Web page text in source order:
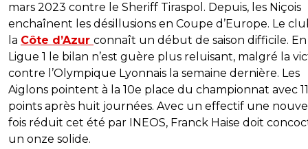
mars 2023 contre le Sheriff Tiraspol. Depuis, les Niçois
enchaînent les désillusions en Coupe d’Europe. Le
la Côte d’Azur connaît un début de saison difficile. En
Ligue 1 le bilan n’est guère plus reluisant, malgré la
contre l’Olympique Lyonnais la semaine dernière. Les
Aiglons pointent à la 10e place du championnat avec 11
points après huit journées. Avec un effectif une
fois réduit cet été par INEOS, Franck Haise doit
un onze solide.